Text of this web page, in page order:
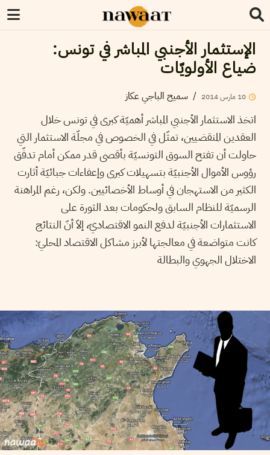
الإستثمار الأجنبي المباشر في تونس:
ضياع الأولويّات
10 مارس2014
/ سميح الباجي عكاز
اتخذ الاستثمار الأجنبي المباشر أهميّة كبرى في تونس خلال
العقدين المنقضيين، تمثّل في الخصوص في مجلّة الاستثمار التي
حاولت أن تفتح السوق التونسيّة بأقصى قدر ممكن أمام تدفّق
رؤوس الأموال الأجنبيّة بتسهيلات كبرى وإعفاءات جبائيّة أثارت
الكثير من الاستهجان في أوساط الأخصائيين. ولكن، رغم المراهنة
الرسميّة للنظام السابق ولحكومات بعد الثورة على
الاستثمارات الأجنبيّة لدفع النمو الاقتصاديّ، إلاّ أنّ النتائج
كانت متواضعة في معالجتها لأبرز مشاكل الاقتصاد المحليّ:
الاختلال الجهوي والبطالة